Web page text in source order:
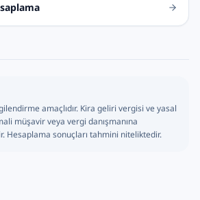
amaçlıdır. Kira geliri vergisi ve yasal
müşavir veya vergi danışmanına
Hesaplama sonuçları tahmini niteliktedir.